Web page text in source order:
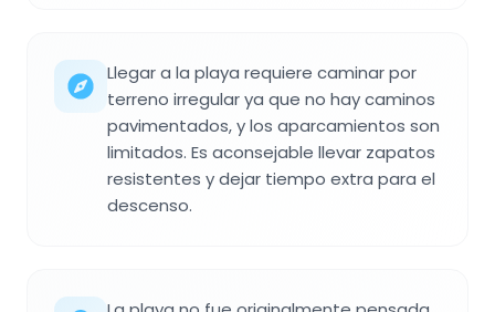
Llegar a la playa requiere caminar por
terreno irregular ya que no hay caminos
pavimentados, y los aparcamientos son
limitados. Es aconsejable llevar zapatos
resistentes y dejar tiempo extra para el
descenso.